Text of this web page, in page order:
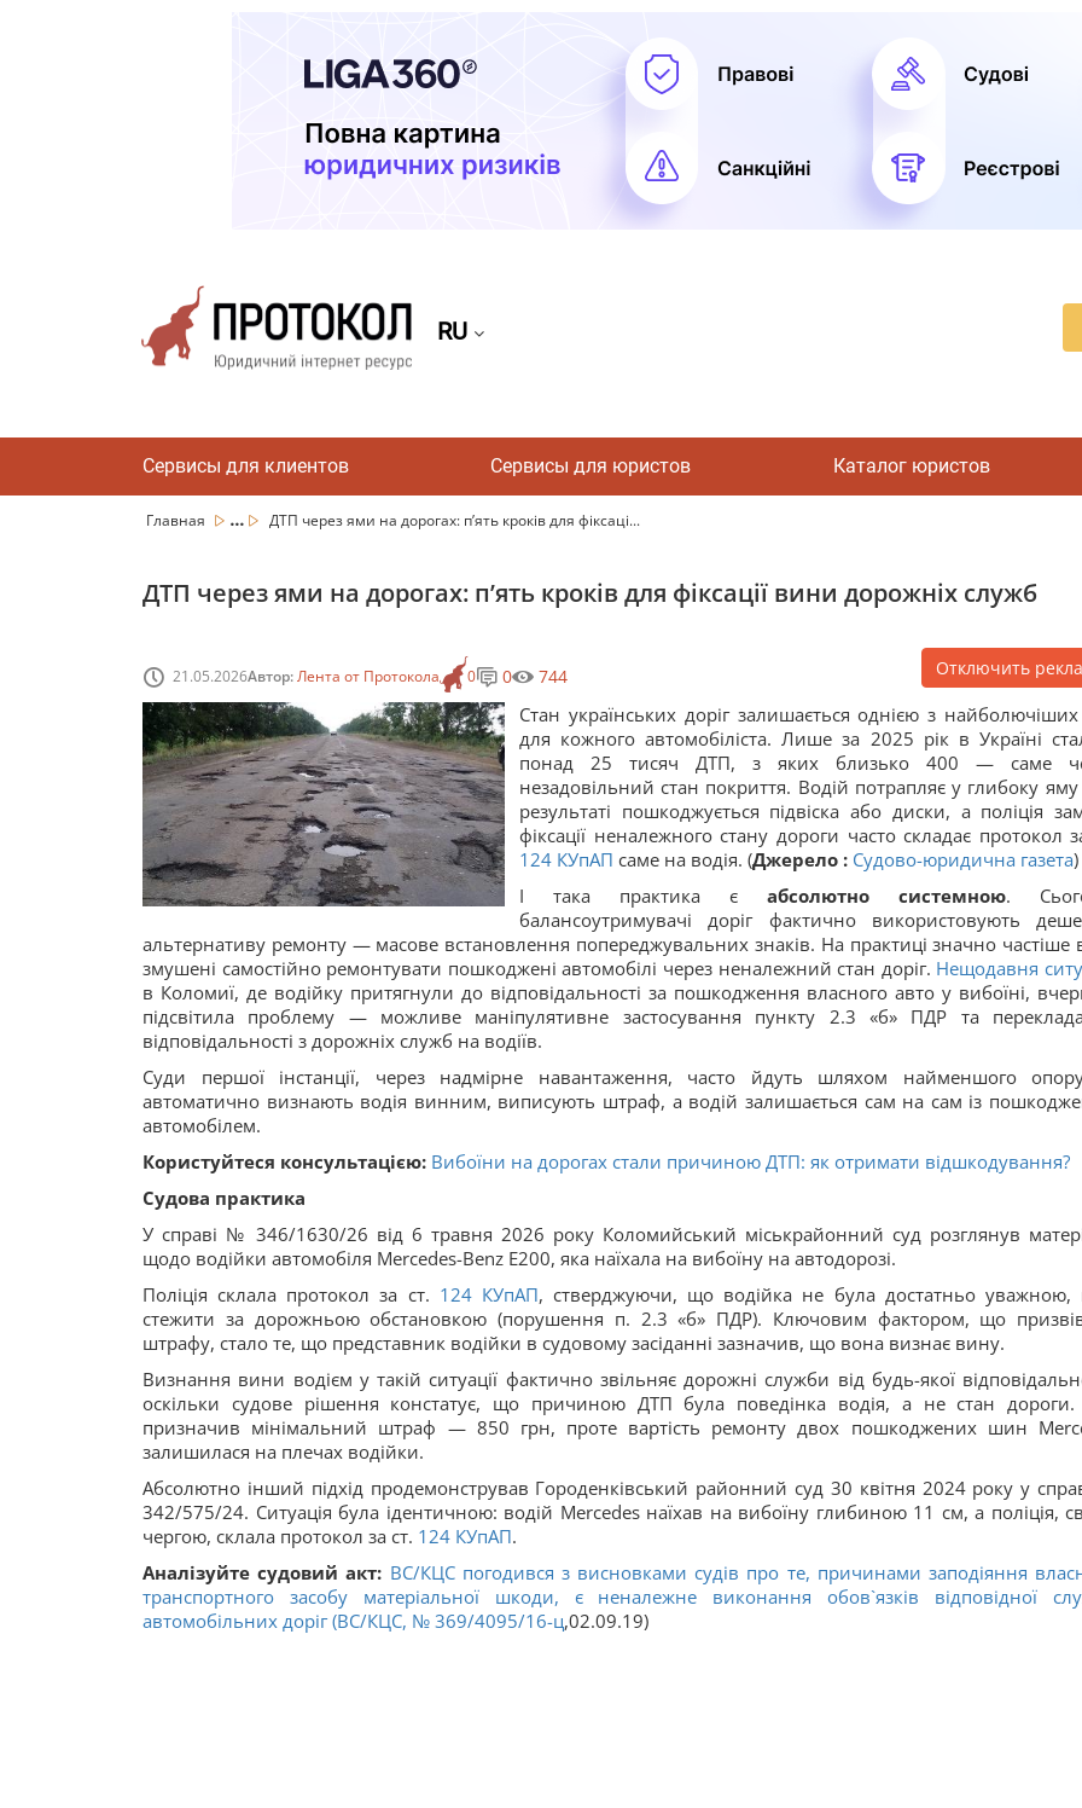
RU
Сервисы для клиентов Сервисы для юристов Каталог юристов
Главная ... ДТП через ями на дорогах: пʼять кроків для фіксаці...
ДТП через ями на дорогах: пʼять кроків для фіксації вини дорожніх служб
21.05.2026Автор:Лента от Протокола 0 0 744 Отключить
Стан українських доріг залишається однією з
для кожного автомобіліста. Лише за 2025 рік в Україні
понад 25 тисяч ДТП, з яких близько 400 — саме
незадовільний стан покриття. Водій потрапляє у глибоку
результаті пошкоджується підвіска або диски, а поліція
фіксації неналежного стану дороги часто складає протокол
124 КУпАП саме на водія. (Джерело : Судово-юридична газета)
І така практика є абсолютно системною.
балансоутримувачі доріг фактично використовують
альтернативу ремонту — масове встановлення попереджувальних знаків. На практиці значно частіше
змушені самостійно ремонтувати пошкоджені автомобілі через неналежний стан доріг. Нещодавня
в Коломиї, де водійку притягнули до відповідальності за пошкодження власного авто у вибоїні,
підсвітила проблему — можливе маніпулятивне застосування пункту 2.3 «б» ПДР та
відповідальності з дорожніх служб на водіїв.
Суди першої інстанції, через надмірне навантаження, часто йдуть шляхом найменшого
автоматично визнають водія винним, виписують штраф, а водій залишається сам на сам із
автомобілем.
Користуйтеся консультацією: Вибоїни на дорогах стали причиною ДТП: як отримати відшкодування?
Судова практика
У справі № 346/1630/26 від 6 травня 2026 року Коломийський міськрайонний суд розглянув
щодо водійки автомобіля Mercedes-Benz E200, яка наїхала на вибоїну на автодорозі.
Поліція склала протокол за ст. 124 КУпАП, стверджуючи, що водійка не була достатньо уважною,
стежити за дорожньою обстановкою (порушення п. 2.3 «б» ПДР). Ключовим фактором, що
штрафу, стало те, що представник водійки в судовому засіданні зазначив, що вона визнає вину.
Визнання вини водієм у такій ситуації фактично звільняє дорожні служби від будь-якої
оскільки судове рішення констатує, що причиною ДТП була поведінка водія, а не стан
призначив мінімальний штраф — 850 грн, проте вартість ремонту двох пошкоджених шин
залишилася на плечах водійки.
Абсолютно інший підхід продемонстрував Городенківський районний суд 30 квітня 2024 року у
342/575/24. Ситуація була ідентичною: водій Mercedes наїхав на вибоїну глибиною 11 см, а поліція,
чергою, склала протокол за ст. 124 КУпАП.
Аналізуйте судовий акт: ВС/КЦС погодився з висновками судів про те, причинами заподіяння
транспортного засобу матеріальної шкоди, є неналежне виконання обов`язків відповідної
автомобільних доріг (ВС/КЦС, № 369/4095/16-ц,02.09.19)